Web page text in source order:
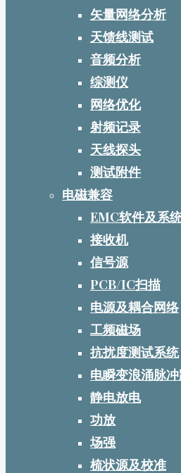
矢量网络分析
天馈线测试
音频分析
综测仪
网络优化
射频记录
天线探头
测试附件
电磁兼容
EMC软件及系
接收机
信号源
PCB/IC扫描
电源及耦合网络
工频磁场
抗扰度测试系统
电瞬变浪涌脉
静电放电
功放
场强
梳状源及校准